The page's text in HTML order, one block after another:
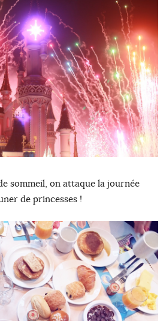
sommeil, on attaque la journée
de princesses !